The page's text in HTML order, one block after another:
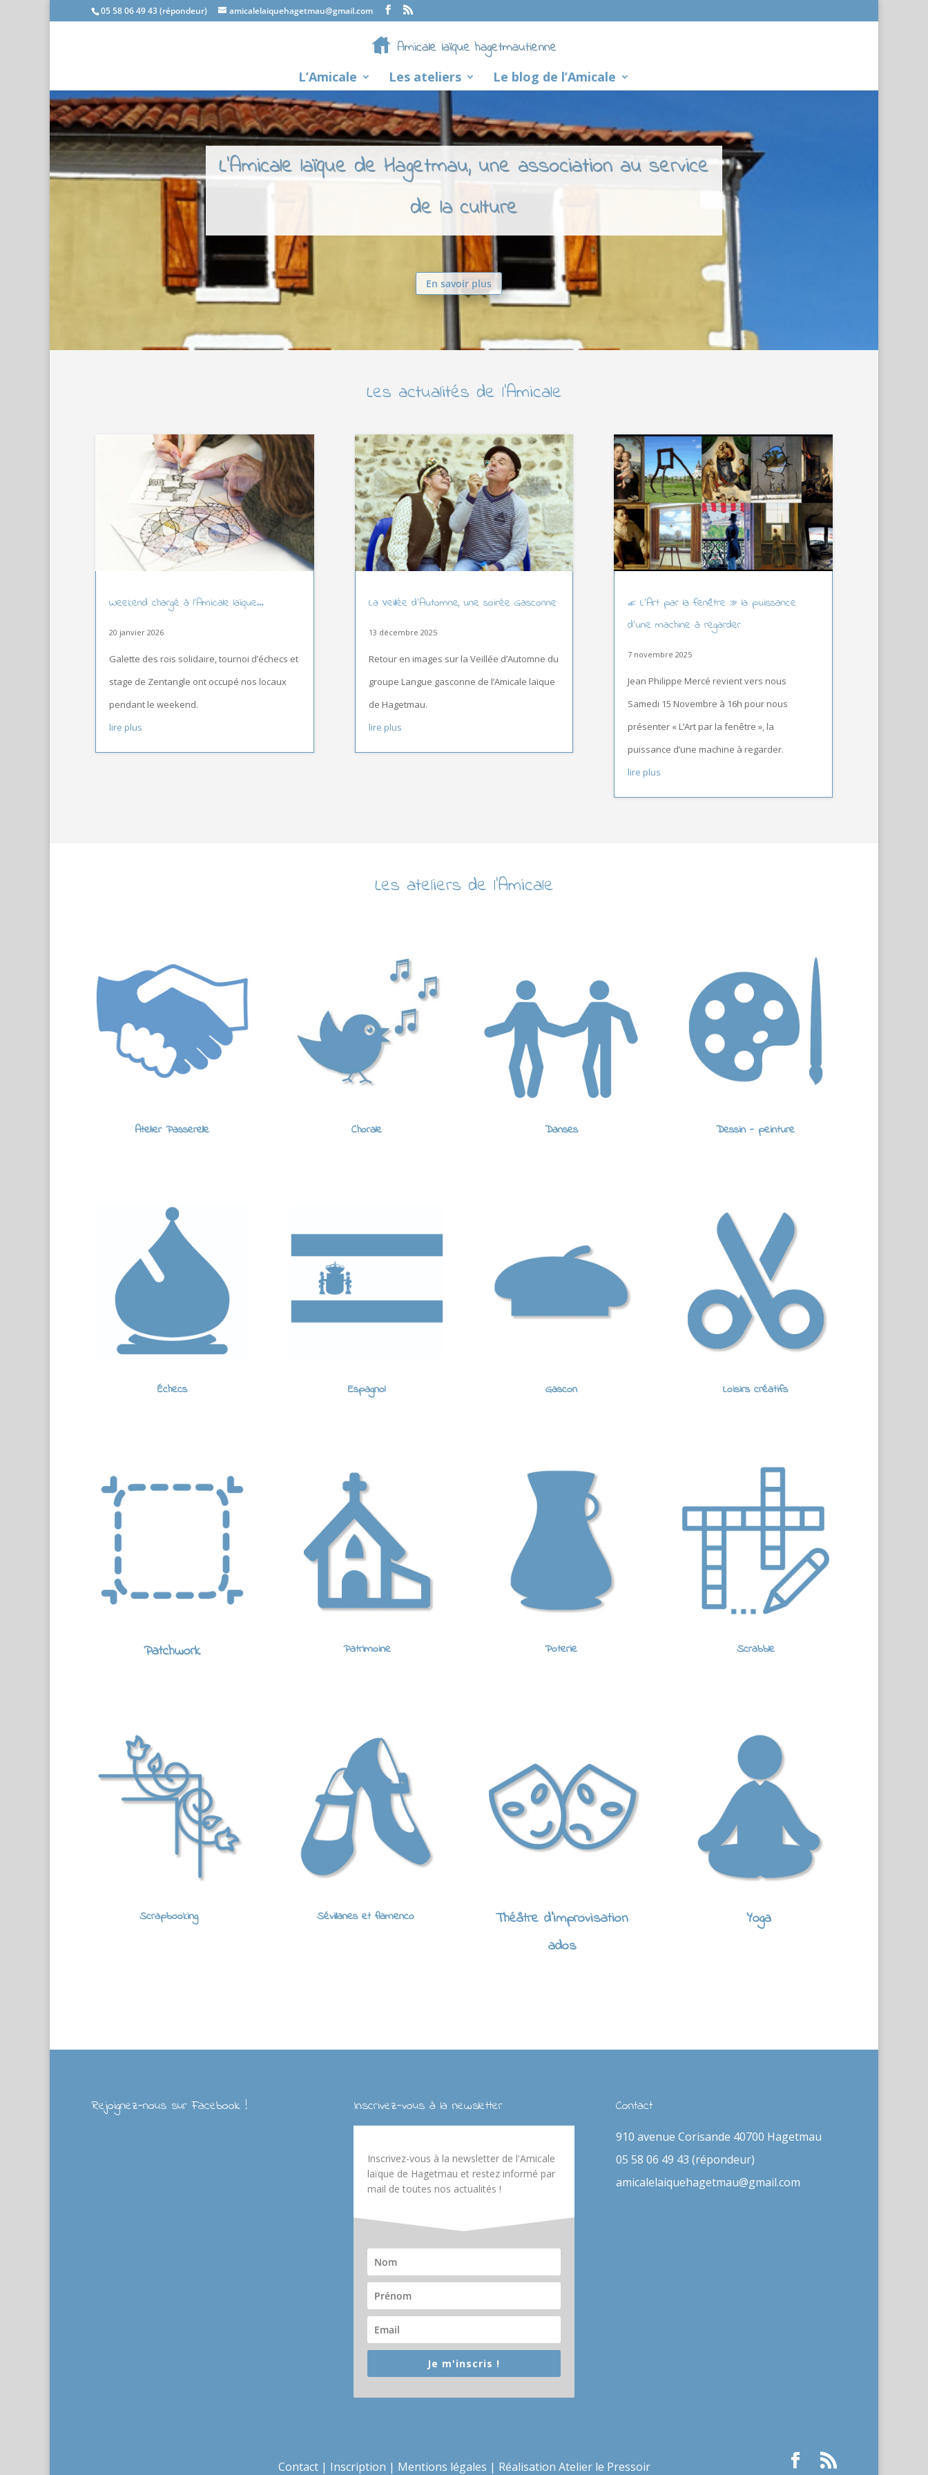
05 58 06 49 43 (répondeur) amicalelaiquehagetmau@gmail.com
L’Amicale Les ateliers Le blog de l’Amicale
L'Amicale laïque de Hagetmau, une association au service
de la culture
En savoir plus
Les actualités de l’Amicale
Weekend chargé à l’Amicale laïque…
20 janvier 2026
Galette des rois solidaire, tournoi d’échecs et
stage de Zentangle ont occupé nos locaux
pendant le weekend.
lire plus
La Veillée d’Automne, une soirée Gasconne
13 décembre 2025
Retour en images sur la Veillée d’Automne du
groupe Langue gasconne de l’Amicale laïque
de Hagetmau.
lire plus
« L’Art par la fenêtre » la puissance
d’une machine à regarder
7 novembre 2025
Jean Philippe Mercé revient vers nous
Samedi 15 Novembre à 16h pour nous
présenter « L’Art par la fenêtre », la
puissance d’une machine à regarder.
lire plus
Les ateliers de l’Amicale
Atelier Passerelle Chorale Danses Dessin - peinture
Échecs Espagnol Gascon Loisirs créatifs
Patchwork Patrimoine Poterie Scrabble
Scrapbooking Sévillanes et flamenco
Théâtre d'improvisation
ados
Yoga
Rejoignez-nous sur Facebook ! Inscrivez-vous à la newsletter
Inscrivez-vous à la newsletter de l'Amicale
laïque de Hagetmau et restez informé par
mail de toutes nos actualités !
Je m'inscris !
Contact
910 avenue Corisande 40700 Hagetmau
05 58 06 49 43 (répondeur)
amicalelaiquehagetmau@gmail.com
Contact| Inscription | Mentions légales | Réalisation Atelier le Pressoir